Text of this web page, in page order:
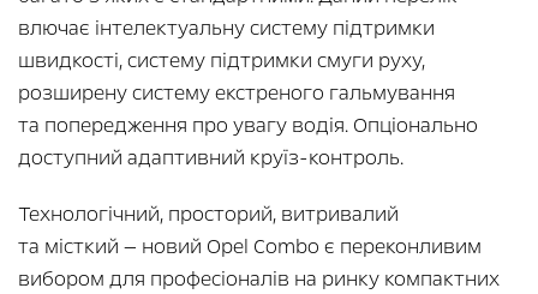
влючає інтелектуальну систему підтримки
швидкості, систему підтримки смуги руху,
розширену систему екстреного гальмування
та попередження про увагу водія. Опціонально
доступний адаптивний круїз-контроль.
Технологічний, просторий, витривалий
та місткий — новий Opel Combo є переконливим
вибором для професіоналів на ринку компактних